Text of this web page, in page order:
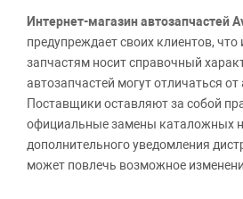
Интернет-магазин автозапчастей
предупреждает своих клиентов,
запчастям носит справочный
автозапчастей могут отличаться от
Поставщики оставляют за собой
официальные замены каталожных
дополнительного уведомления
может повлечь возможное